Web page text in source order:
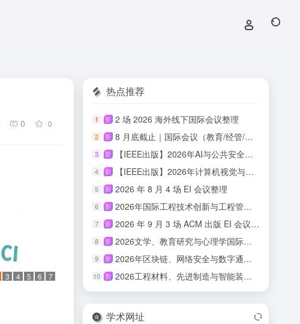
0 0
3 4 5 6 7
热点推荐
1 新 2 场 2026 海外线下国际会议整理
2 新 8 月底截止｜国际会议（教育/经管/心理/传媒/人文适用）
3 新 【IEEE出版】2026年AI与公共安全国际学术会议
4 新 【IEEE出版】2026年计算机视觉与具身智能国际学术会议
5 新 2026 年 8 月 4 场 EI 会议整理
6 新 2026年国际工程技术创新与工程管理研讨会 （ISETIM 2026）
7 新 2026 年 9 月 3 场 ACM 出版 EI 会议汇总
8 新 2026文学、教育研究与心理学国际会议(ICLERP 2026)
9 新 2026年区块链、网络安全与数字通信国际会议（ICBCBC 2026）
10 新 2026工程材料、先进制造与智能装备国际会议（ICEMAMIE 2026）
学术网址